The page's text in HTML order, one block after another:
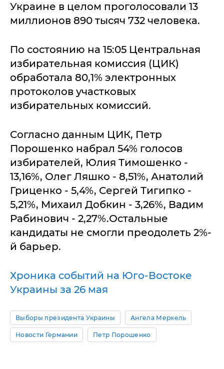
Украине в целом проголосовали 13
миллионов 890 тысяч 732 человека.
По состоянию на 15:05 Центральная
избирательная комиссия (ЦИК)
обработала 80,1% электронных
протоколов участковых
избирательных комиссий.
Согласно данным ЦИК, Петр
Порошенко набрал 54% голосов
избирателей, Юлия Тимошенко -
13,16%, Олег Ляшко - 8,51%, Анатолий
Гриценко - 5,4%, Сергей Тигипко -
5,21%, Михаил Добкин - 3,26%, Вадим
Рабинович - 2,27%.Остальные
кандидаты не смогли преодолеть 2%-
й барьер.
Хроника событий на Юго-Востоке
Украины за 26 мая
Выборы президента Украины Ангела Меркель
Новости Германии Петр Порошенко